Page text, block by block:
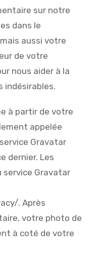
sur notre
dans le
aussi votre
de votre
nous aider à la
indésirables.
à partir de votre
appelée
Gravatar
dernier. Les
service Gravatar
. Après
votre photo de
à coté de votre